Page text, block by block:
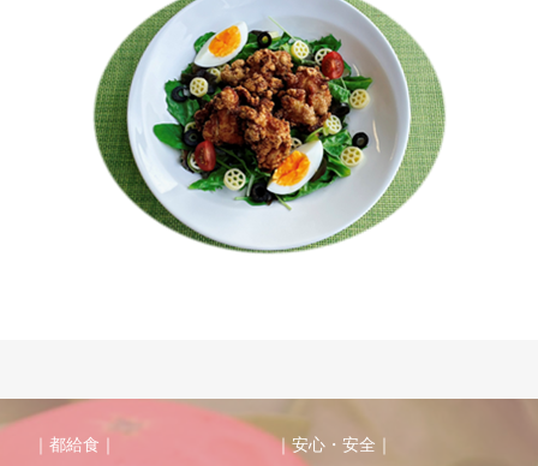
｜都給食｜ ｜安心・安全｜